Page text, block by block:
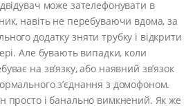
може зателефонувати в
навіть не перебуваючи вдома, за
додатку зняти трубку і відкрити
Але бувають випадки, коли
на зв’язку, або наявний зв’язок
з’єднання з домофоном.
просто і банально вимкнений. Як же